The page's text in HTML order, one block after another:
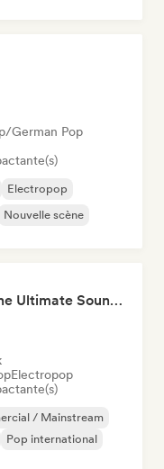
German Pop
Electropop
Nouvelle scène
FIFA Soundscapes: The Ultimate Soundtrack ⚽️ Festival Indie, Electropop & Dance Anthems
Electropop
/ Mainstream
Pop international